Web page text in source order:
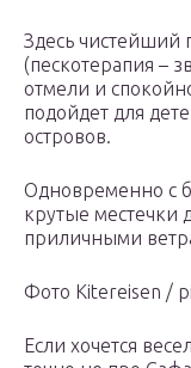
Здесь чистейший
(пескотерапия –
отмели и
подойдет для
островов.
Одновременно с
крутые местечки
приличными
Фото Kitereisen /
Если хочется